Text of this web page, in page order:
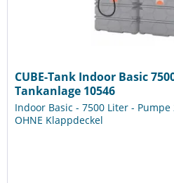
CUBE-Tank Indoor Basic
Tankanlage 10546
Indoor Basic - 7500 Liter -
OHNE Klappdeckel